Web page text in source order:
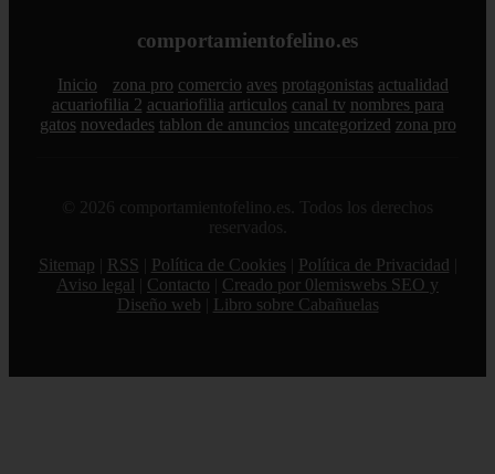
comportamientofelino.es
Inicio zona pro comercio aves protagonistas actualidad
acuariofilia 2 acuariofilia articulos canal tv nombres para
gatos novedades tablon de anuncios uncategorized zona pro
© 2026 comportamientofelino.es. Todos los derechos
reservados.
Sitemap
RSS Política de Cookies Política de Privacidad
Aviso legal
Contacto
Creado por 0lemiswebs SEO y
Diseño web
Libro sobre Cabañuelas